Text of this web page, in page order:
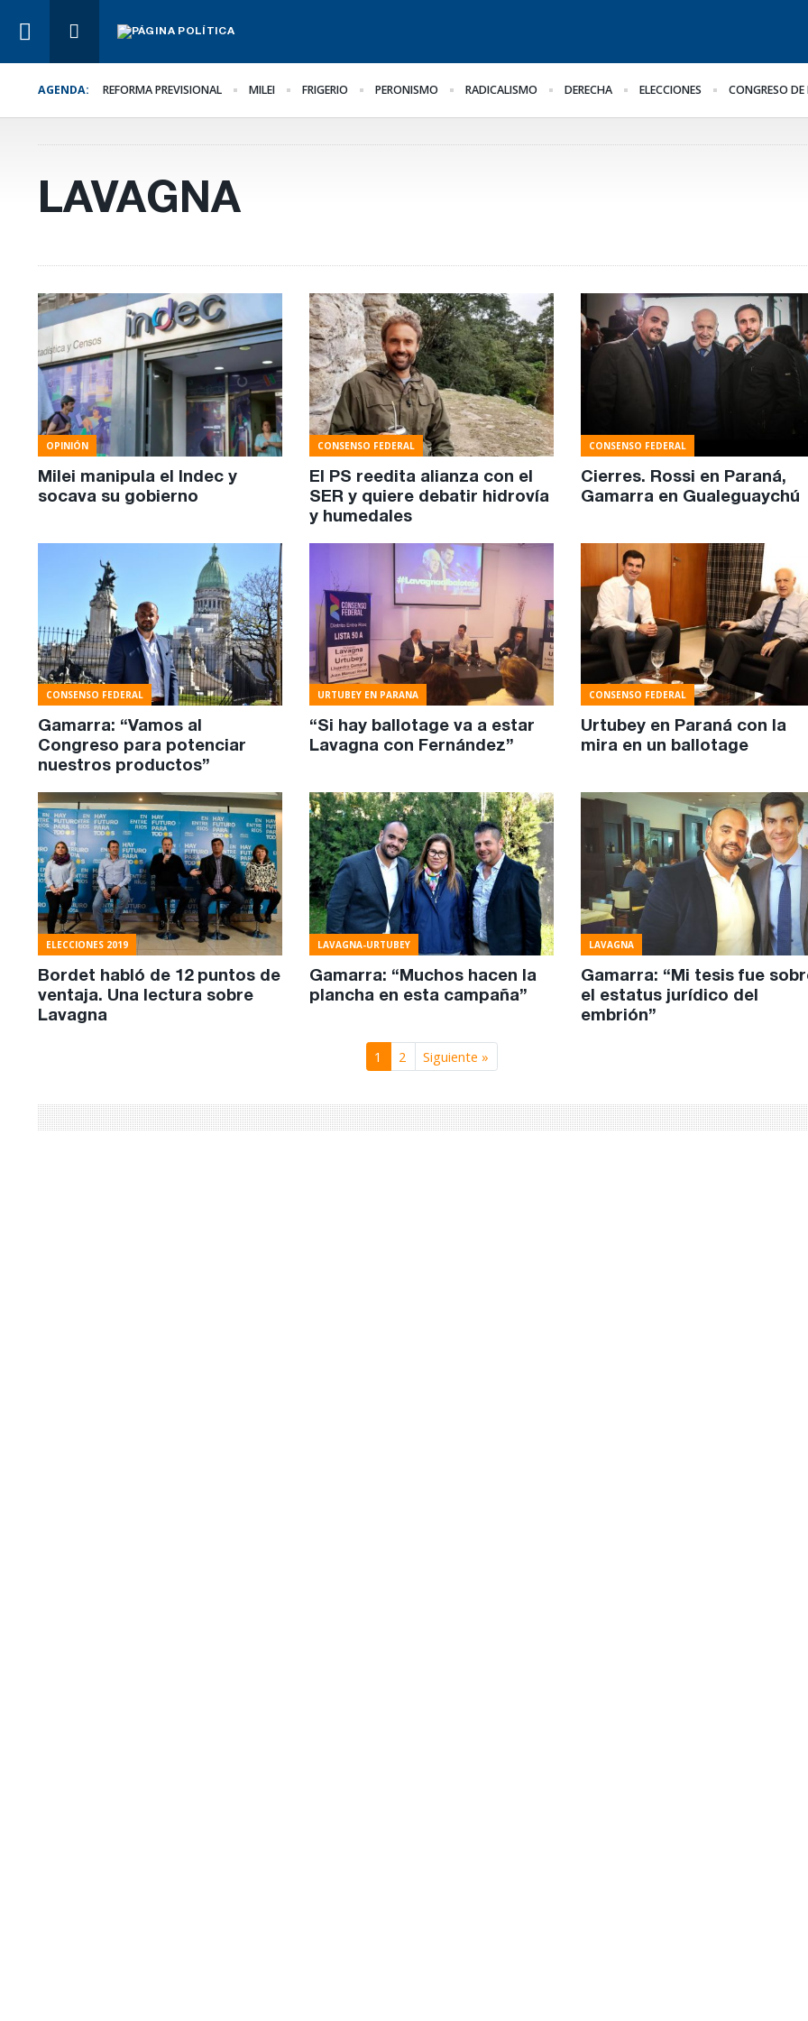
AGENDA: REFORMA PREVISIONAL MILEI FRIGERIO PERONISMO RADICALISMO DERECHA ELECCIONES CONGRESO
proteger la reforma
Poder Judicial?
al Estado de
gestión pública
el
LAVAGNA
OPINIÓN
Milei manipula el Indec y
socava su gobierno
CONSENSO FEDERAL
El PS reedita alianza con el
SER y quiere debatir hidrovía
y humedales
CONSENSO FEDERAL
Cierres. Rossi en Paraná,
Gamarra en Gualeguaychú
CONSENSO FEDERAL
Gamarra: “Vamos al
Congreso para potenciar
nuestros productos”
URTUBEY EN PARANA
“Si hay ballotage va a estar
Lavagna con Fernández”
CONSENSO FEDERAL
Urtubey en Paraná con la
mira en un ballotage
ELECCIONES 2019
Bordet habló de 12 puntos de
ventaja. Una lectura sobre
Lavagna
LAVAGNA-URTUBEY
Gamarra: “Muchos hacen la
plancha en esta campaña”
LAVAGNA
Gamarra: “Mi tesis fue
el estatus jurídico del
embrión”
1 2 Siguiente »